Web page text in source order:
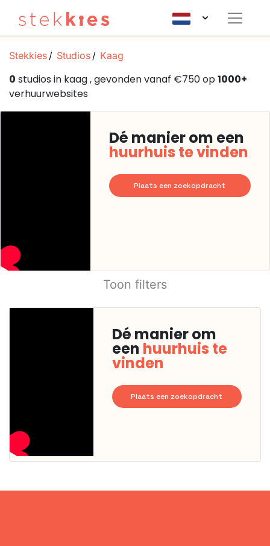
Stekkies Studios Kaag
0 studios in kaag , gevonden vanaf €750 op1000+
verhuurwebsites
Dé manier om een
huurhuis te vinden
Plaats een zoekopdracht
Toon filters
Dé manier om
een huurhuis te
vinden
Plaats een zoekopdracht